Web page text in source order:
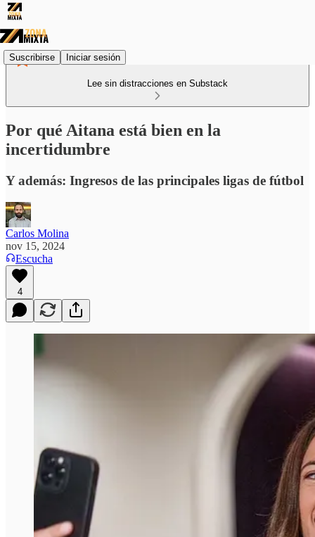
Suscribirse Iniciar sesión
Lee sin distracciones en Substack
Por qué Aitana está bien en la
incertidumbre
Y además: Ingresos de las principales ligas de fútbol
Carlos Molina
nov 15, 2024
Escucha
4